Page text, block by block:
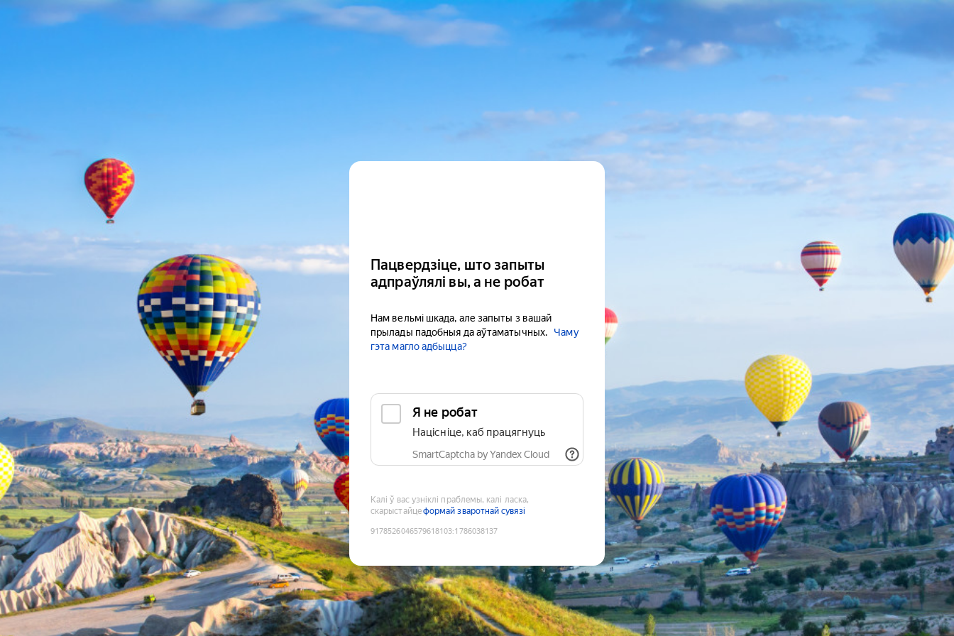
Пацвердзіце, што запыты
адпраўлялі вы, а не робат
Нам вельмі шкада, але запыты з вашай
прылады падобныя да аўтаматычных.
Чаму
гэта магло адбыцца?
Я не робат
Націсніце, каб працягнуць
SmartCaptcha by Yandex Cloud
Калі ў вас узніклі праблемы, калі ласка,
скарыстайцеформай зваротнай сувязі
9178526046579618103:1786038137